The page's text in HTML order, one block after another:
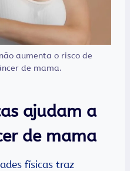
aumenta o risco de
de mama.
ajudam a
de mama
físicas traz